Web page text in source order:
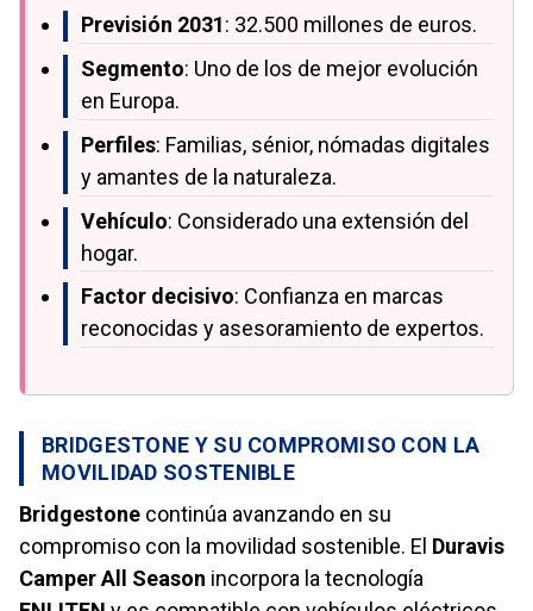
Previsión 2031: 32.500 millones de euros.
Segmento: Uno de los de mejor evolución
en Europa.
Perfiles: Familias, sénior, nómadas digitales
y amantes de la naturaleza.
Vehículo: Considerado una extensión del
hogar.
Factor decisivo: Confianza en marcas
reconocidas y asesoramiento de expertos.
BRIDGESTONE Y SU COMPROMISO CON LA
MOVILIDAD SOSTENIBLE
Bridgestone continúa avanzando en su
compromiso con la movilidad sostenible. El Duravis
Camper All Season incorpora la tecnología